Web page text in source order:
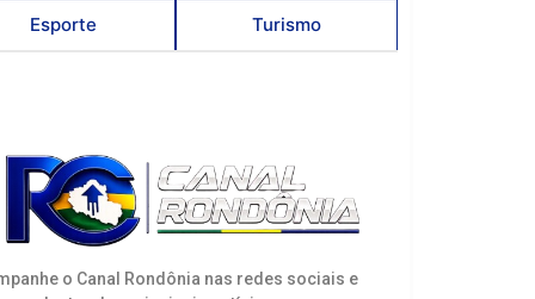
Esporte Turismo
o Canal Rondônia nas redes sociais e